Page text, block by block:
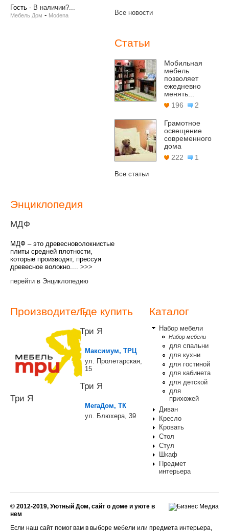
Гость - В наличии?...
Мебель Дом - Modena Все новости
Статьи
Мобильная
мебель
позволяет
ежедневно
менять...
196
2
Грамотное
освещение
современного
дома
222
1
Все статьи
Энциклопедия
МДФ
МДФ – это древесноволокнистые
плиты средней плотности,
которые производят, прессуя
древесное волокно.... >>>
перейти в Энциклопедию
Производитель
Три Я
Где купить
Три Я
Максимум, ТРЦ
ул. Пролетарская,
15
Три Я
МегаДом, ТК
ул. Блюхера, 39
Каталог
Набор мебели
Набор мебели
для спальни
для кухни
для гостиной
для кабинета
для детской
для
прихожей
Диван
Кресло
Кровать
Стол
Стул
Шкаф
Предмет
интерьера
© 2012-2019, Уютный Дом, сайт о доме и уюте в
нем
Если наш сайт помог вам в выборе мебели или предмета интерьера,